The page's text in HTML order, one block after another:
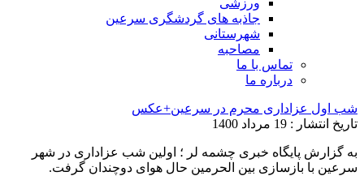
ورزشی
جاذبه های گردشگری سرعین
شهرستانی
مصاحبه
تماس با ما
درباره ما
شب اول عزاداری محرم در سرعین+عکس
تاریخ انتشار : 19 مرداد 1400
به گزارش پایگاه خبری چشمه لر ؛ اولین شب عزاداری در شهر
سرعین با بازسازی بین الحرمین حال هوای دوچندان گرفت.